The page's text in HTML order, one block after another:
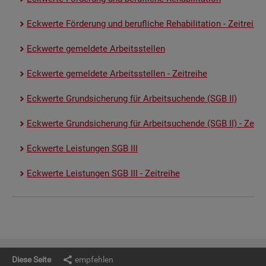
Eck­wer­te För­de­rung und be­ruf­li­che Re­ha­bi­li­ta­ti­on - Zeit­rei­he
Eck­wer­te ge­mel­de­te Ar­beits­stel­len
Eck­wer­te ge­mel­de­te Ar­beits­stel­len - Zeit­rei­he
Eck­wer­te Grund­si­che­rung für Ar­beit­su­chen­de (SGB II)
Eck­wer­te Grund­si­che­rung für Ar­beit­su­chen­de (SGB II) -
Eck­wer­te Leis­tun­gen SGB III
Eck­wer­te Leis­tun­gen SGB III - Zeit­rei­he
Diese Seite empfehlen